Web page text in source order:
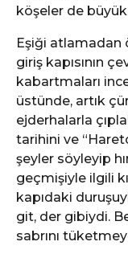
köşeler de büyük
Eşiği atlamadan
giriş kapısının
kabartmaları
üstünde, artık
ejderhalarla
tarihini ve
şeyler söyleyip
geçmişiyle ilgili
kapıdaki
git, der gibiydi.
sabrını